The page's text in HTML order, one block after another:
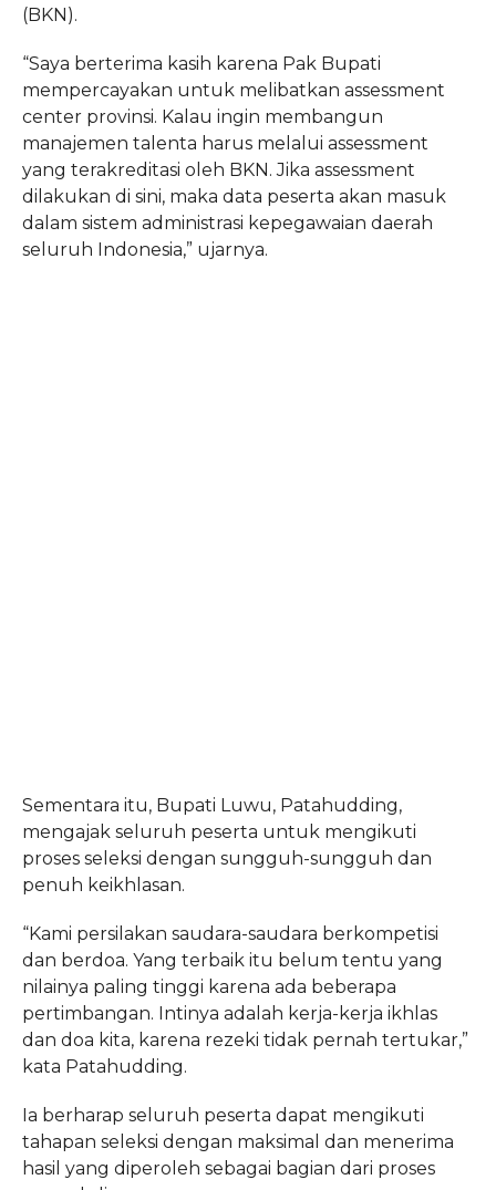
(BKN).
“Saya berterima kasih karena Pak Bupati
mempercayakan untuk melibatkan assessment
center provinsi. Kalau ingin membangun
manajemen talenta harus melalui assessment
yang terakreditasi oleh BKN. Jika assessment
dilakukan di sini, maka data peserta akan masuk
dalam sistem administrasi kepegawaian daerah
seluruh Indonesia,” ujarnya.
Sementara itu, Bupati Luwu, Patahudding,
mengajak seluruh peserta untuk mengikuti
proses seleksi dengan sungguh-sungguh dan
penuh keikhlasan.
“Kami persilakan saudara-saudara berkompetisi
dan berdoa. Yang terbaik itu belum tentu yang
nilainya paling tinggi karena ada beberapa
pertimbangan. Intinya adalah kerja-kerja ikhlas
dan doa kita, karena rezeki tidak pernah tertukar,”
kata Patahudding.
Ia berharap seluruh peserta dapat mengikuti
tahapan seleksi dengan maksimal dan menerima
hasil yang diperoleh sebagai bagian dari proses